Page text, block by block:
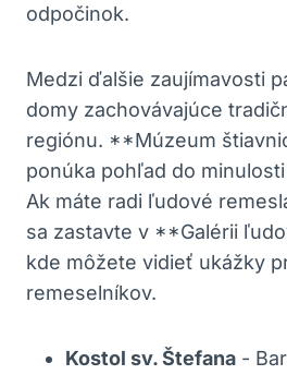
odpočinok.
Medzi‍ ďalšie zaujímavosti
domy zachovávajúce
regiónu.‍ **Múzeum‍
ponúka pohľad do
Ak máte radi ľudové
sa ⁢zastavte v **Galérii
kde môžete vidieť ukážky
remeselníkov.
Kostol sv. Štefana -‍